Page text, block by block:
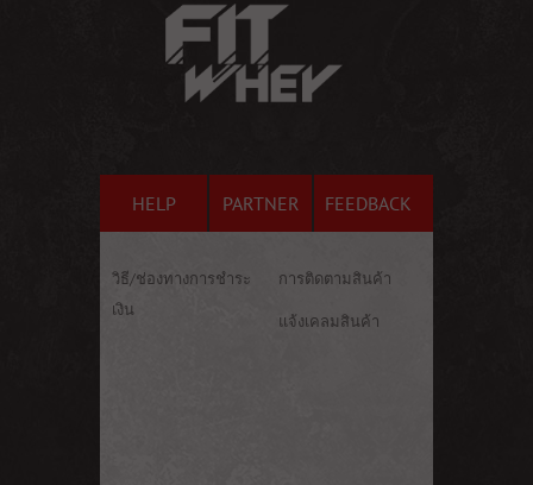
HELP PARTNER FEEDBACK
วิธี/ช่องทางการชำระ
เงิน
การติดตามสินค้า
แจ้งเคลมสินค้า